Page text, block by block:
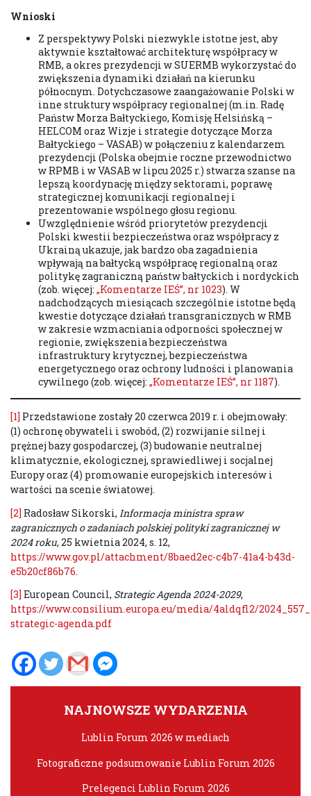
Wnioski
Z perspektywy Polski niezwykle istotne jest, aby
aktywnie kształtować architekturę współpracy w
RMB, a okres prezydencji w SUERMB wykorzystać do
zwiększenia dynamiki działań na kierunku
północnym. Dotychczasowe zaangażowanie Polski w
inne struktury współpracy regionalnej (m.in. Radę
Państw Morza Bałtyckiego, Komisję Helsińską –
HELCOM oraz Wizje i strategie dotyczące Morza
Bałtyckiego – VASAB) w połączeniu z kalendarzem
prezydencji (Polska obejmie roczne przewodnictwo
w RPMB i w VASAB w lipcu 2025 r.) stwarza szanse na
lepszą koordynację między sektorami, poprawę
strategicznej komunikacji regionalnej i
prezentowanie wspólnego głosu regionu.
Uwzględnienie wśród priorytetów prezydencji
Polski kwestii bezpieczeństwa oraz współpracy z
Ukrainą ukazuje, jak bardzo oba zagadnienia
wpływają na bałtycką współpracę regionalną oraz
politykę zagraniczną państw bałtyckich i nordyckich
(zob. więcej: „Komentarze IEŚ”, nr 1023). W
nadchodzących miesiącach szczególnie istotne będą
kwestie dotyczące działań transgranicznych w RMB
w zakresie wzmacniania odporności społecznej w
regionie, zwiększenia bezpieczeństwa
infrastruktury krytycznej, bezpieczeństwa
energetycznego oraz ochrony ludności i planowania
cywilnego (zob. więcej: „Komentarze IEŚ”, nr 1187).
[1] Przedstawione zostały 20 czerwca 2019 r. i obejmowały:
(1) ochronę obywateli i swobód, (2) rozwijanie silnej i
prężnej bazy gospodarczej, (3) budowanie neutralnej
klimatycznie, ekologicznej, sprawiedliwej i socjalnej
Europy oraz (4) promowanie europejskich interesów i
wartości na scenie światowej.
[2] Radosław Sikorski, Informacja ministra spraw
zagranicznych o zadaniach polskiej polityki zagranicznej w
2024 roku, 25 kwietnia 2024, s. 12,
https://www.gov.pl/attachment/8baed2ec-c4b7-41a4-b43d-
e5b20cf86b76.
[3] European Council, Strategic Agenda 2024-2029,
https://www.consilium.europa.eu/media/4aldqfl2/
strategic-agenda.pdf
NAJNOWSZE WYDARZENIA
Lublin Forum 2026 w mediach
Fotograficzne podsumowanie Lublin Forum 2026
Prelegenci Lublin Forum 2026